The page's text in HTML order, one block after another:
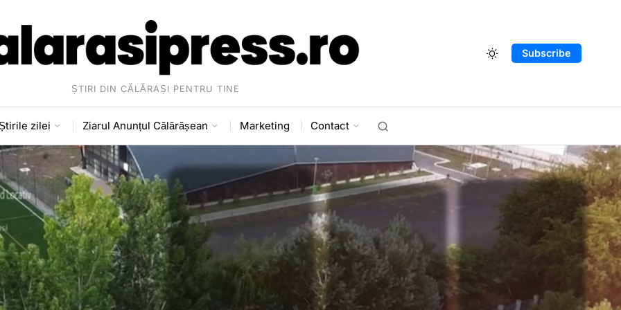
ȘTIRI DIN CĂLĂRAȘI PENTRU TINE
Subscribe
zilei Ziarul Anunțul Călărășean Marketing Contact